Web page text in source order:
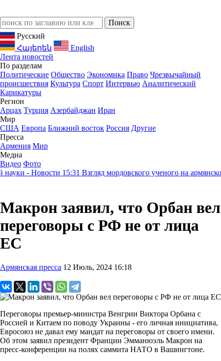
Русский
Հայերեն
English
Лента новостей
По разделам
Политические Общество Экономика Право Чрезвычайный
происшествия Культура Спорт Интервью Аналитический
Карикатуры
Регион
Арцах Турция Азербайджан Иран
Мир
США Европа Ближний восток Россия Другие
Пресса
Армения Мир
Медиа
Видео Фото
- Новости15:31 Взгляд мордовского ученого на армянское
Макрон заявил, что Орбан вел
переговоры с РФ не от лица
ЕС
Армянская пресса 12 Июль, 2024 16:18
Переговоры премьер-министра Венгрии Виктора Орбана с
Россией и Китаем по поводу Украины - его личная инициатива,
Евросоюз не давал ему мандат на переговоры от своего имени.
Об этом заявил президент Франции Эмманюэль Макрон на
пресс-конференции на полях саммита НАТО в Вашингтоне.